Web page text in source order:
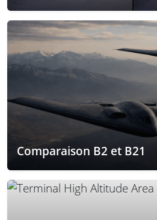
Comparaison B2 et B21